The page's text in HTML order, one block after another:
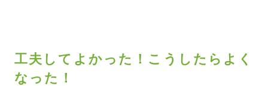
工夫してよかった！こうしたらよく
なった！